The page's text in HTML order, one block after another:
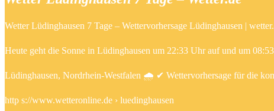
Wetter Lüdinghausen 7 Tage – Wettervorhersage Lüdinghausen |
Heute geht die Sonne in Lüdinghausen um 22:33 Uhr auf und um
Lüdinghausen, Nordrhein-Westfalen 🌧️ ✔ Wettervorhersage für die
http s://www.wetteronline.de › luedinghausen